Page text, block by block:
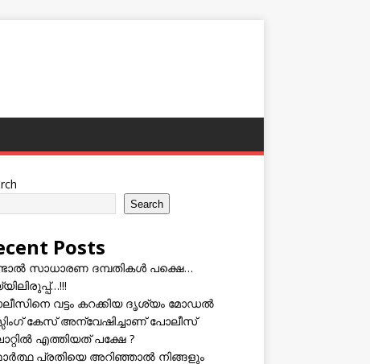
Search
Posts
സാധാരണ ദമ്പതികൾ പക്ഷെ…
വട്ടം കറക്കിയ ദൃശ്യം മോഡല്‍
കേസ് അന്വേഷിച്ചാണ് പോലീസ്
എത്തിയത് പക്ഷേ ?
പ്രതിയെ അറിഞ്ഞാൽ നിങ്ങളും